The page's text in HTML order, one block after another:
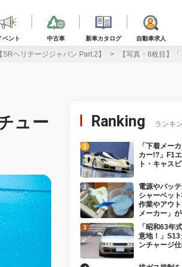
ベント 中古車 新車カタログ 自動車求人
ヘリテージジャパン Part.2】 【写真・8枚目】
ュー
Ranking ランキ
「下着メー
カー!?」F1
ト・キャス
電源やバッ
シャーベッ
作業やアウ
メーカー」が
「昭和63年
意地！」
ンチャージ